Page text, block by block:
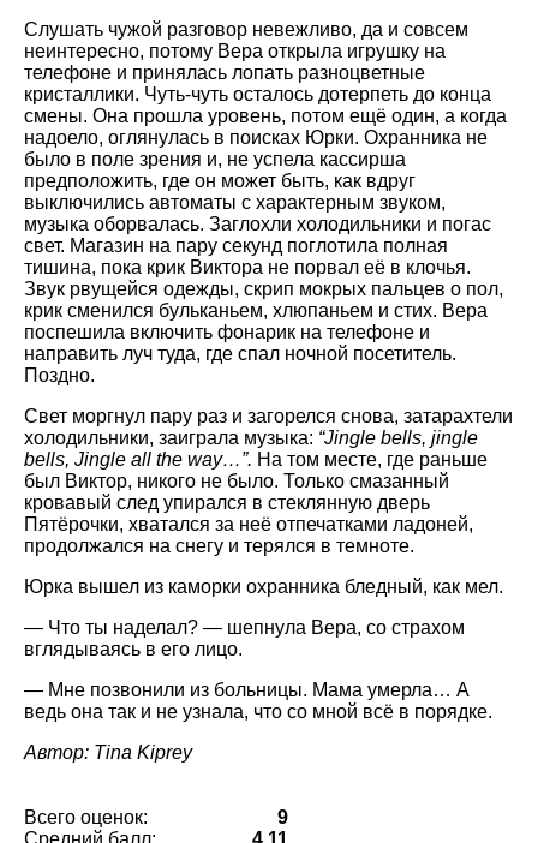
Слушать чужой разговор невежливо, да и совсем
неинтересно, потому Вера открыла игрушку на
телефоне и принялась лопать разноцветные
кристаллики. Чуть-чуть осталось дотерпеть до конца
смены. Она прошла уровень, потом ещё один, а когда
надоело, оглянулась в поисках Юрки. Охранника не
было в поле зрения и, не успела кассирша
предположить, где он может быть, как вдруг
выключились автоматы с характерным звуком,
музыка оборвалась. Заглохли холодильники и погас
свет. Магазин на пару секунд поглотила полная
тишина, пока крик Виктора не порвал её в клочья.
Звук рвущейся одежды, скрип мокрых пальцев о пол,
крик сменился бульканьем, хлюпаньем и стих. Вера
поспешила включить фонарик на телефоне и
направить луч туда, где спал ночной посетитель.
Поздно.
Свет моргнул пару раз и загорелся снова, затарахтели
холодильники, заиграла музыка: “Jingle bells, jingle
bells, Jingle all the way…”. На том месте, где раньше
был Виктор, никого не было. Только смазанный
кровавый след упирался в стеклянную дверь
Пятёрочки, хватался за неё отпечатками ладоней,
продолжался на снегу и терялся в темноте.
Юрка вышел из каморки охранника бледный, как мел.
— Что ты наделал? — шепнула Вера, со страхом
вглядываясь в его лицо.
— Мне позвонили из больницы. Мама умерла… А
ведь она так и не узнала, что со мной всё в порядке.
Автор: Tina Kiprey
Всего оценок:
9
Средний балл:
4.11